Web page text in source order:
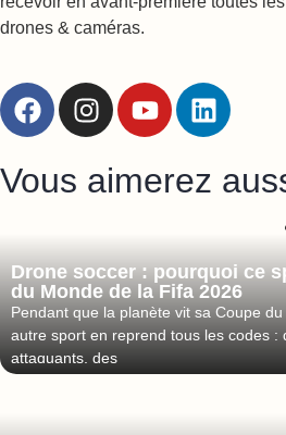
drones & caméras.
Vous aimerez
Drone soccer : pourquoi ce
du Monde de la Fifa 2026
Pendant que la planète vit sa Coupe
autre sport en reprend tous les codes :
attaquants, des